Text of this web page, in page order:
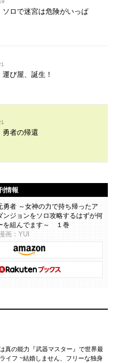
ロで迷宮は危険がいっぱ
び屋、誕生！
者の帰還
情報
勇者 ～女神の力で持ち帰ったア
ンジョンをソロ攻略するはずが何
を組んでます～ １巻
画：YUI
真の能力『武器マスター』で世界最
イフ ~結婚しません、フリーな独身